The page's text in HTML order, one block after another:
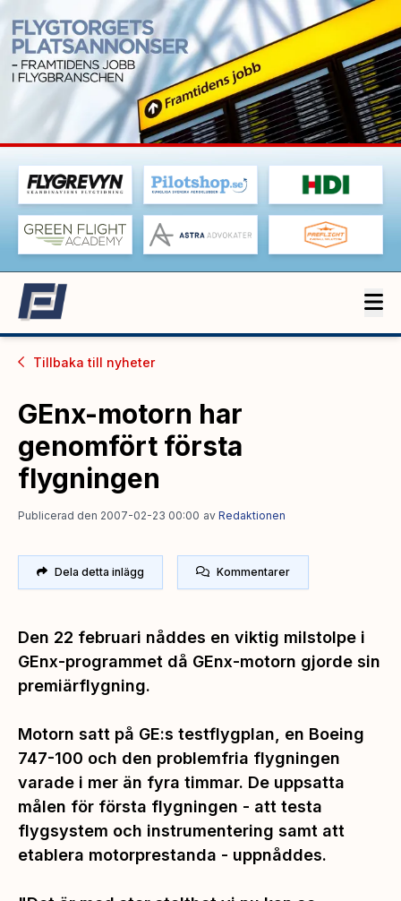
Tillbaka till nyheter
GEnx-motorn har
genomfört första
flygningen
Publicerad den 2007-02-23 00:00 av Redaktionen
Dela detta inlägg Kommentarer
Den 22 februari nåddes en viktig milstolpe i
GEnx-programmet då GEnx-motorn gjorde sin
premiärflygning.
Motorn satt på GE:s testflygplan, en Boeing
747-100 och den problemfria flygningen
varade i mer än fyra timmar. De uppsatta
målen för första flygningen - att testa
flygsystem och instrumentering samt att
etablera motorprestanda - uppnåddes.